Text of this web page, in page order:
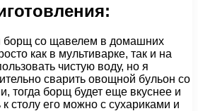
борщ со щавелем в домашних
как в мультиварке, так и на
чистую воду, но я
сварить овощной бульон со
тогда борщ будет еще вкуснее и
столу его можно с сухариками и